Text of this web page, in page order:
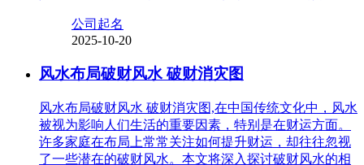
公司起名
2025-10-20
风水布局破财风水 破财消灾图
风水布局破财风水 破财消灾图,在中国传统文化中，风水
被视为影响人们生活的重要因素，特别是在财运方面。
许多家庭在布局上常常关注如何提升财运，却往往忽视
了一些潜在的破财风水。本文将深入探讨破财风水的相